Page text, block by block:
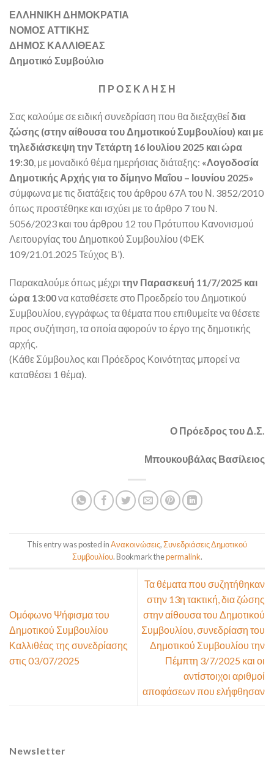
ΕΛΛΗΝΙΚΗ ΔΗΜΟΚΡΑΤΙΑ
ΝΟΜΟΣ ΑΤΤΙΚΗΣ
ΔΗΜΟΣ ΚΑΛΛΙΘΕΑΣ
Δημοτικό Συμβούλιο
Π Ρ Ο Σ Κ Λ Η Σ Η
Σας καλούμε σε ειδική συνεδρίαση που θα διεξαχθείδια
ζώσης (στην αίθουσα του Δημοτικού Συμβουλίου) και με
τηλεδιάσκεψη την Τετάρτη 16 Ιουλίου 2025 και ώρα
19:30, με μοναδικό θέμα ημερήσιας διάταξης: «Λογοδοσία
Δημοτικής Αρχής για το δίμηνο Μαΐου – Ιουνίου 2025»
σύμφωνα με τις διατάξεις του άρθρου 67Α του Ν. 3852/2010
όπως προστέθηκε και ισχύει με το άρθρο 7 του Ν.
5056/2023 και του άρθρου 12 του Πρότυπου Κανονισμού
Λειτουργίας του Δημοτικού Συμβουλίου (ΦΕΚ
109/21.01.2025 Τεύχος B’).
Παρακαλούμε όπως μέχρι την Παρασκευή 11/7/2025 και
ώρα 13:00να καταθέσετε στο Προεδρείο του Δημοτικού
Συμβουλίου, εγγράφως τα θέματα που επιθυμείτε να θέσετε
προς συζήτηση, τα οποία αφορούν το έργο της δημοτικής
αρχής.
(Κάθε Σύμβουλος και Πρόεδρος Κοινότητας μπορεί να
καταθέσει 1 θέμα).
Ο Πρόεδρος του Δ.Σ.
Μπουκουβάλας Βασίλειος
This entry was posted inΑνακοινώσεις,Συνεδριάσεις Δημοτικού
Συμβουλίου. Bookmark thepermalink.
Ομόφωνο Ψήφισμα του
Δημοτικού Συμβουλίου
Καλλιθέας της συνεδρίασης
στις 03/07/2025
Τα θέματα που συζητήθηκαν
στην 13η τακτική, δια ζώσης
στην αίθουσα του Δημοτικού
Συμβουλίου, συνεδρίαση του
Δημοτικού Συμβουλίου την
Πέμπτη 3/7/2025 και οι
αντίστοιχοι αριθμοί
αποφάσεων που ελήφθησαν
Newsletter